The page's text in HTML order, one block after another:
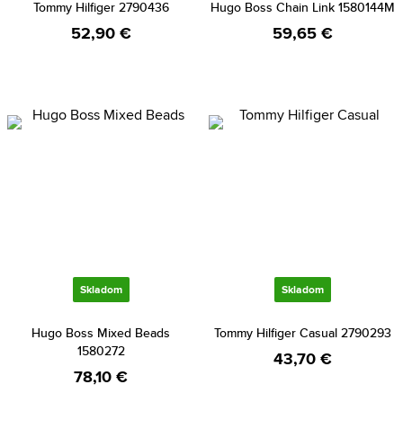
Tommy Hilfiger 2790436
52,90 €
Hugo Boss Chain Link 1580144M
59,65 €
Skladom
Hugo Boss Mixed Beads
1580272
78,10 €
Skladom
Tommy Hilfiger Casual 2790293
43,70 €